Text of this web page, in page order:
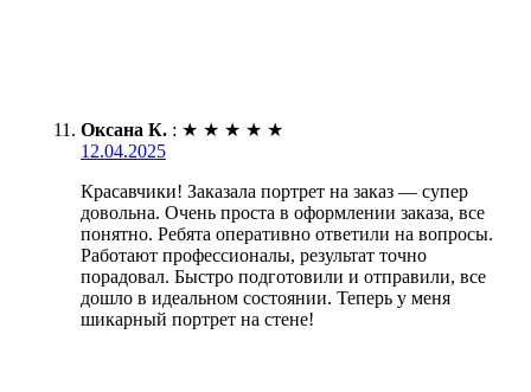
Оксана К. : ★ ★ ★ ★ ★
12.04.2025
Красавчики! Заказала портрет на заказ — супер
довольна. Очень проста в оформлении заказа, все
понятно. Ребята оперативно ответили на вопросы.
Работают профессионалы, результат точно
порадовал. Быстро подготовили и отправили, все
дошло в идеальном состоянии. Теперь у меня
шикарный портрет на стене!